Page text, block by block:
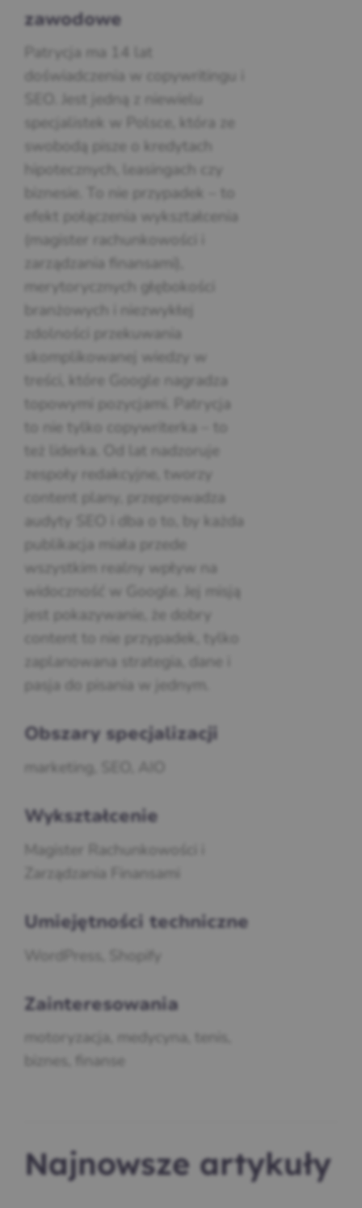
zawodowe
Patrycja ma 14 lat
doświadczenia w copywritingu i
SEO. Jest jedną z niewielu
specjalistek w Polsce, która ze
swobodą pisze o kredytach
hipotecznych, leasingach czy
biznesie. To nie przypadek – to
efekt połączenia wykształcenia
(magister rachunkowości i
zarządzania finansami),
merytorycznych głębokości
branżowych i niezwykłej
zdolności przekuwania
skomplikowanej wiedzy w
treści, które Google nagradza
topowymi pozycjami. Patrycja
to nie tylko copywriterka – to
też liderka. Od lat nadzoruje
zespoły redakcyjne, tworzy
content plany, przeprowadza
audyty SEO i dba o to, by każda
publikacja miała przede
wszystkim realny wpływ na
widoczność w Google. Jej misją
jest pokazywanie, że dobry
content to nie przypadek, tylko
zaplanowana strategia, dane i
pasja do pisania w jednym.
Obszary specjalizacji
marketing, SEO, AIO
Wykształcenie
Magister Rachunkowości i
Zarządzania Finansami
Umiejętności techniczne
Zainteresowania
motoryzacja, medycyna, tenis,
biznes, finanse
Najnowsze artykuły